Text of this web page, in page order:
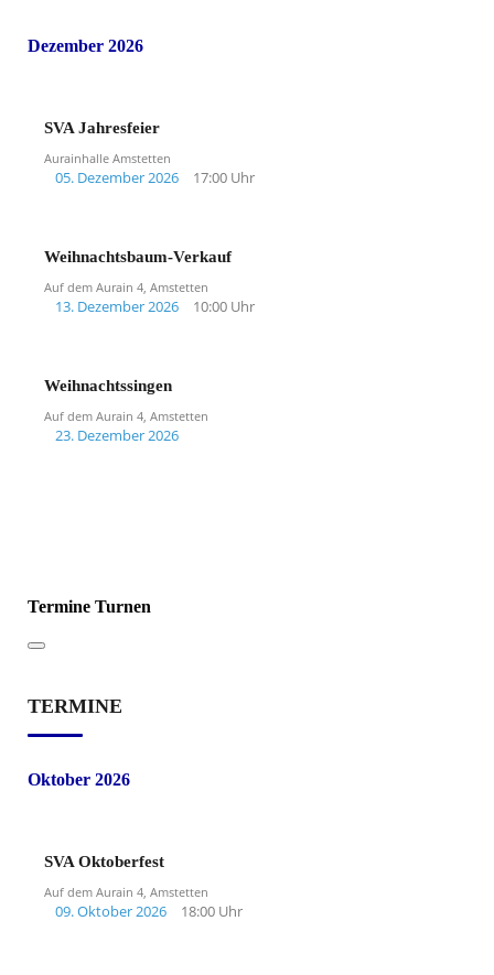
Dezember 2026
SVA Jahresfeier
Aurainhalle Amstetten
05. Dezember 2026 17:00 Uhr
Weihnachtsbaum-Verkauf
Auf dem Aurain 4, Amstetten
13. Dezember 2026 10:00 Uhr
Weihnachtssingen
Auf dem Aurain 4, Amstetten
23. Dezember 2026
Termine Turnen
TERMINE
Oktober 2026
SVA Oktoberfest
Auf dem Aurain 4, Amstetten
09. Oktober 2026 18:00 Uhr